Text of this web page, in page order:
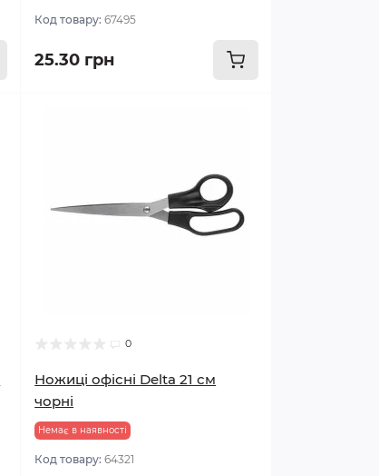
Код товару:67495
25.30 грн
0
Ножиці офісні Delta 21 см
чорні
Немає в наявності
Код товару:64321